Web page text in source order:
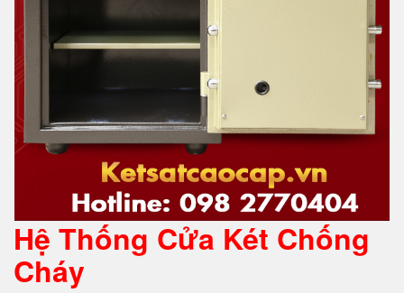
Hệ Thống Cửa Két Chống
Cháy